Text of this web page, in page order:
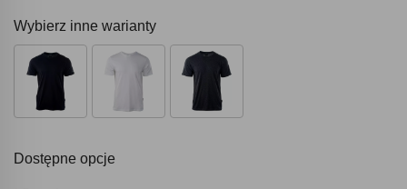
Wybierz inne warianty
Dostępne opcje